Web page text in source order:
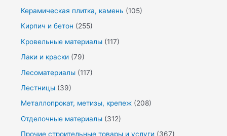
Керамическая плитка, камень (105)
Кирпич и бетон (255)
Кровельные материалы (117)
Лаки и краски (79)
Лесоматериалы (117)
Лестницы (39)
Металлопрокат, метизы, крепеж (208)
Отделочные материалы (312)
Прочие строительные товары и услуги (367)